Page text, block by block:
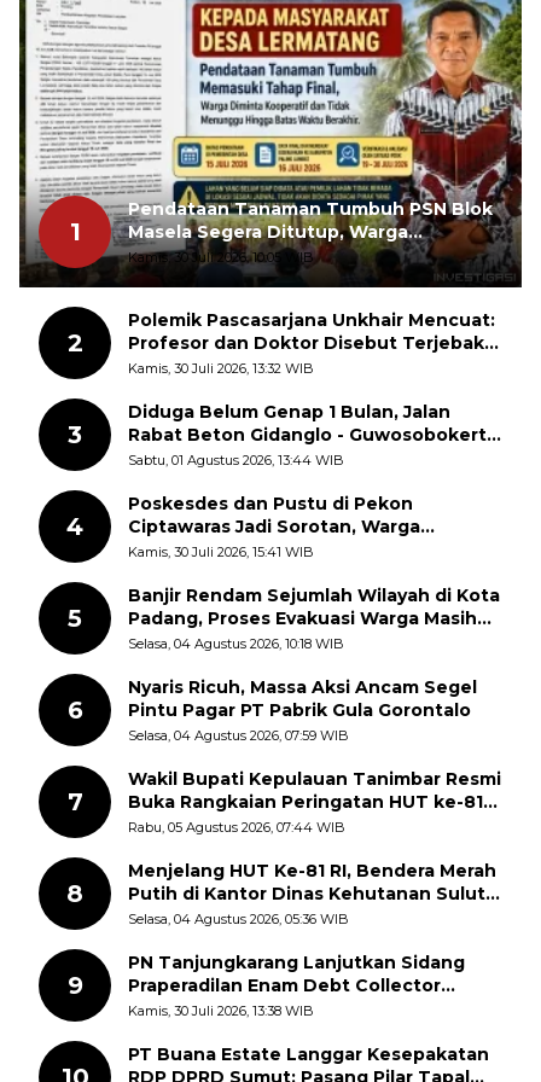
1
Pendataan Tanaman Tumbuh PSN Blok
Masela Segera Ditutup, Warga
Lermatang Diminta Tidak Menunda
Kamis, 30 Juli 2026, 10:05 WIB
2
Polemik Pascasarjana Unkhair Mencuat:
Profesor dan Doktor Disebut Terjebak
dalam Rutinitas Akademik Akhir Pekan
Kamis, 30 Juli 2026, 13:32 WIB
3
Diduga Belum Genap 1 Bulan, Jalan
Rabat Beton Gidanglo - Guwosobokerto
Sudah Pecah
Sabtu, 01 Agustus 2026, 13:44 WIB
4
Poskesdes dan Pustu di Pekon
Ciptawaras Jadi Sorotan, Warga
Keluhkan Fasilitas Terbengkalai dan
Kamis, 30 Juli 2026, 15:41 WIB
5
Banjir Rendam Sejumlah Wilayah di Kota
Padang, Proses Evakuasi Warga Masih
Berlangsung
Selasa, 04 Agustus 2026, 10:18 WIB
6
Nyaris Ricuh, Massa Aksi Ancam Segel
Pintu Pagar PT Pabrik Gula Gorontalo
Selasa, 04 Agustus 2026, 07:59 WIB
7
Wakil Bupati Kepulauan Tanimbar Resmi
Buka Rangkaian Peringatan HUT ke-81
Kemerdekaan RI, ASN Diajak Perkuat
Rabu, 05 Agustus 2026, 07:44 WIB
8
Menjelang HUT Ke-81 RI, Bendera Merah
Putih di Kantor Dinas Kehutanan Sulut
Disorot Warga
Selasa, 04 Agustus 2026, 05:36 WIB
9
PN Tanjungkarang Lanjutkan Sidang
Praperadilan Enam Debt Collector
dengan Pemeriksaan Saksi
Kamis, 30 Juli 2026, 13:38 WIB
PT Buana Estate Langgar Kesepakatan
RDP DPRD Sumut: Pasang Pilar Tapal